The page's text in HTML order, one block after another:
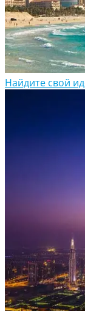
Найдите свой